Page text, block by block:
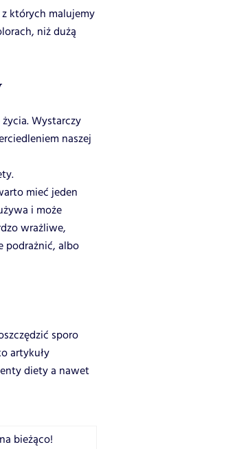
których malujemy
niż dużą
Wystarczy
naszej
mieć jeden
i może
wrażliwe,
podrażnić, albo
sporo
artykuły
diety a nawet
bieżąco!